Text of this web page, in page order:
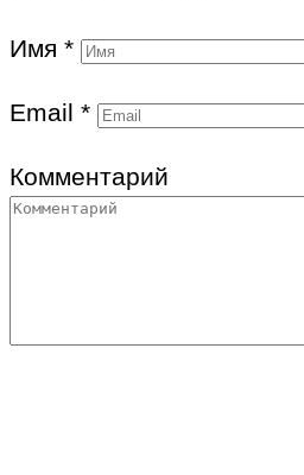
Имя *
Email *
Комментарий